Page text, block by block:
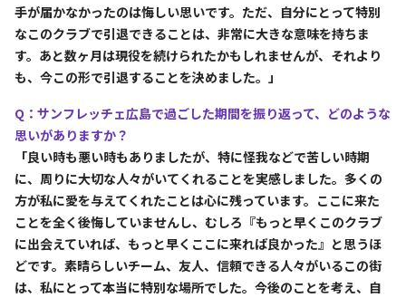
手が届かなかったのは悔しい思いです。ただ、自分にとって特別
なこのクラブで引退できることは、非常に大きな意味を持ちま
す。あと数ヶ月は現役を続けられたかもしれませんが、それより
も、今この形で引退することを決めました。」
Q：サンフレッチェ広島で過ごした期間を振り返って、どのような
思いがありますか？
「良い時も悪い時もありましたが、特に怪我などで苦しい時期
に、周りに大切な人々がいてくれることを実感しました。多くの
方が私に愛を与えてくれたことは心に残っています。ここに来た
ことを全く後悔していませんし、むしろ『もっと早くこのクラブ
に出会えていれば、もっと早くここに来れば良かった』と思うほ
どです。素晴らしいチーム、友人、信頼できる人々がいるこの街
は、私にとって本当に特別な場所でした。今後のことを考え、自